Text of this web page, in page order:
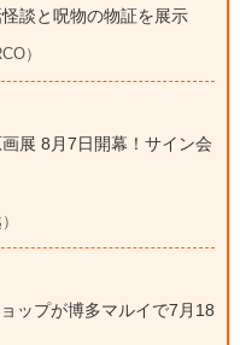
談と呪物の物証を展示
）
展 8月7日開幕！サイン会
ップが博多マルイで7月18